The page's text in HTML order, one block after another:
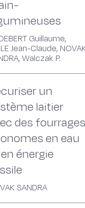
Guillaume,
Jean-Claude,
Walczak P.
un
laitier
des fourrages
en eau
énergie
SANDRA